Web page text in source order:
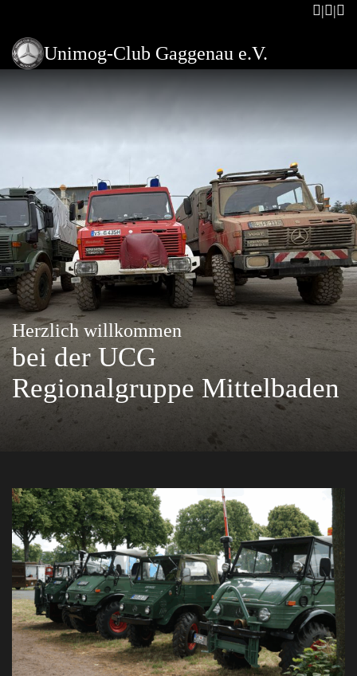
Unimog-Club Gaggenau e.V.
Herzlich willkommen
bei der UCG
Regionalgruppe Mittelbaden